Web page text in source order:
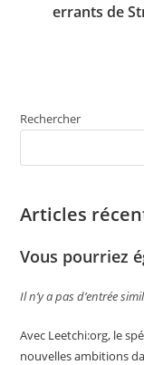
errants de
Rechercher
Articles
Vous pourriez
Il n’y a pas d’entrée
Avec Leetchi:org, le
nouvelles ambitions